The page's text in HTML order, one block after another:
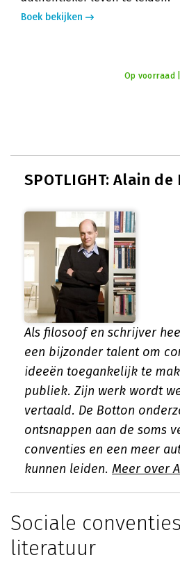
Boek bekijken
Op voorraad
SPOTLIGHT: Alain
Als filosoof en schrijver
een bijzonder talent om
ideeën toegankelijk te
publiek. Zijn werk wordt
vertaald. De Botton
ontsnappen aan de soms
conventies en een meer
kunnen leiden. Meer over
Sociale
literatuur